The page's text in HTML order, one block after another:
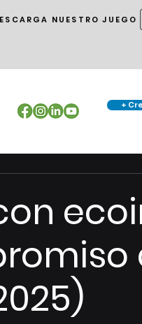
NUESTRO JUEGO
+